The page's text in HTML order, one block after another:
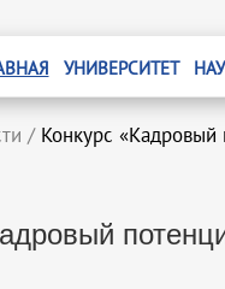
УНИВЕРСИТЕТ
/ Конкурс «Кадровый